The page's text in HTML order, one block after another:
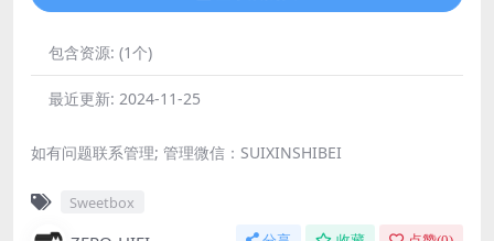
包含资源: (1个)
最近更新: 2024-11-25
如有问题联系管理; 管理微信：SUIXINSHIBEI
Sweetbox